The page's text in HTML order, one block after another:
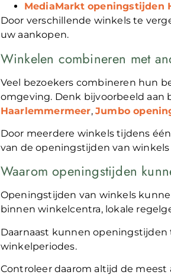
MediaMarkt openingstijden
Door verschillende winkels te
uw aankopen.
Winkelen combineren met
Veel bezoekers combineren hun
omgeving. Denk bijvoorbeeld aan
Haarlemmermeer, Jumbo
Door meerdere winkels tijdens
van de openingstijden van
Waarom openingstijden
Openingstijden van winkels
binnen winkelcentra, lokale
Daarnaast kunnen
winkelperiodes.
Controleer daarom altijd de